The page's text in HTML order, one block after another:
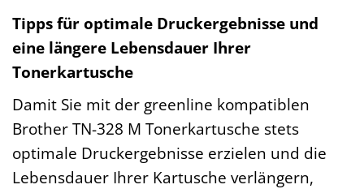
Tipps für optimale Druckergebnisse und
eine längere Lebensdauer Ihrer
Tonerkartusche
Damit Sie mit der greenline kompatiblen
Brother TN-328 M Tonerkartusche stets
optimale Druckergebnisse erzielen und die
Lebensdauer Ihrer Kartusche verlängern,